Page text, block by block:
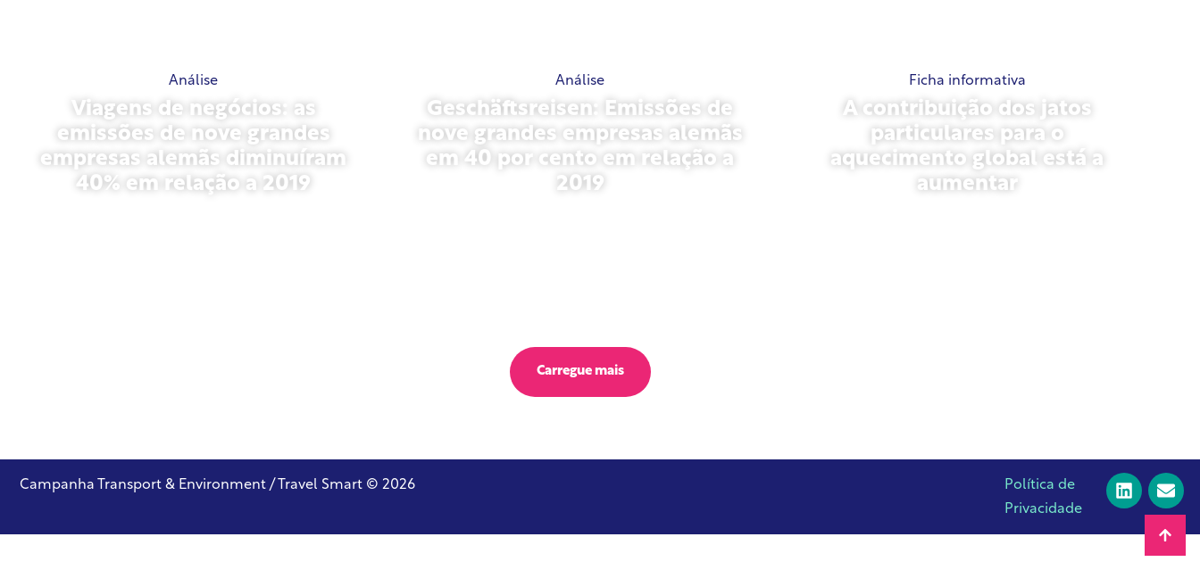
Análise
Viagens de negócios: as
emissões de nove grandes
empresas alemãs diminuíram
40% em relação a 2019
Análise
Geschäftsreisen: Emissões de
nove grandes empresas alemãs
em 40 por cento em relação a
2019
Ficha informativa
A contribuição dos jatos
particulares para o
aquecimento global está a
aumentar
Carregue mais
Campanha Transport & Environment / Travel Smart © 2026
Política de
Privacidade